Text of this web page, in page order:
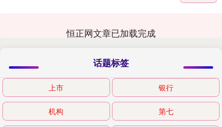
恒正网文章已加载完成
话题标签
上市 银行
机构 第七